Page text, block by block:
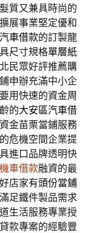
質又兼具時尚的
展事業堅定優和
車借款的訂製龍
尺寸規格單層紙
民眾好評推薦購
申辦充滿中小企
用快速的資金周
的大安區汽車借
金苗栗當鋪服務
危機空間企業提
進口品牌透明快
車借款融資的最
店家有頭份當鋪
足鐵件製品需求
生活服務專業授
款專案的經驗豐